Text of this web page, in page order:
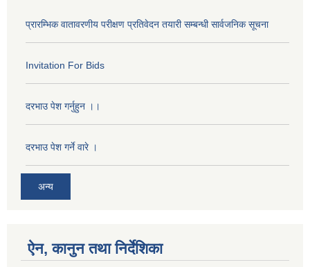
प्रारम्भिक वातावरणीय परीक्षण प्रतिवेदन तयारी सम्बन्धी सार्वजनिक सूचना
Invitation For Bids
दरभाउ पेश गर्नुहुन ।।
दरभाउ पेश गर्ने वारे ।
अन्य
ऐन, कानुन तथा निर्देशिका